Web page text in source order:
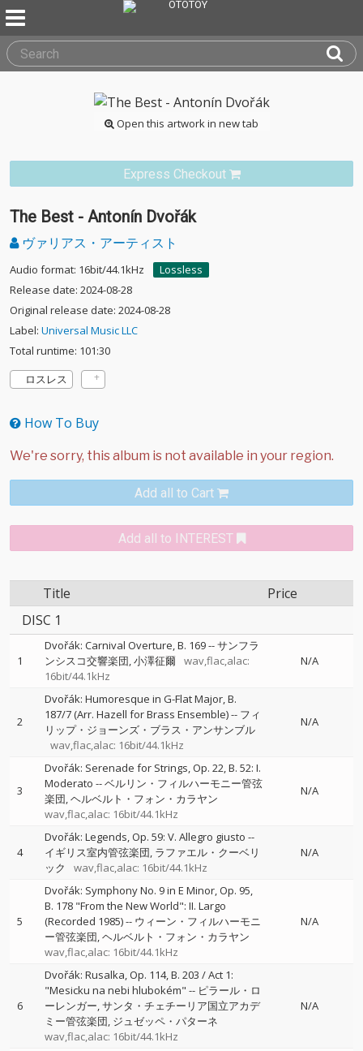
Open this artwork in new tab
Express Checkout
The Best - Antonín Dvořák
ヴァリアス・アーティスト
Audio format: 16bit/44.1kHz
Lossless
Release date: 2024-08-28
Original release date: 2024-08-28
Label: Universal Music LLC
Total runtime: 101:30
ロスレス
How To Buy
Add all to Cart
Add all to INTEREST
Title
Price
DISC 1
1
Dvořák: Carnival Overture, B. 169--サンフラ
ンシスコ交響楽団 小澤征爾
wav,flac,alac:
16bit/44.1kHz
N/A
2
Dvořák: Humoresque in G-Flat Major, B.
187/7 (Arr. Hazell for Brass Ensemble)-- フィ
リップ・ジョーンズ・ブラス・アンサンブル
wav,flac,alac: 16bit/44.1kHz
N/A
3
Dvořák: Serenade for Strings, Op. 22, B. 52: I.
Moderato --ベルリン・フィルハーモニー管弦
楽団 ヘルベルト・フォン・カラヤン
wav,flac,alac: 16bit/44.1kHz
N/A
4
Dvořák: Legends, Op. 59: V. Allegro giusto --
イギリス室内管弦楽団 ラファエル・クーベリ
ック
wav,flac,alac: 16bit/44.1kHz
N/A
5
Dvořák: Symphony No. 9 in E Minor, Op. 95,
B. 178 "From the New World": II. Largo
(Recorded 1985)-- ウィーン・フィルハーモニ
ー管弦楽団 ヘルベルト・フォン・カラヤン
wav,flac,alac: 16bit/44.1kHz
N/A
6
Dvořák: Rusalka, Op. 114, B. 203 / Act 1:
"Mesicku na nebi hlubokém" -- ピラール・ロ
ーレンガー サンタ・チェチーリア国立アカデ
ミー管弦楽団 ジュゼッペ・パターネ
wav,flac,alac: 16bit/44.1kHz
N/A